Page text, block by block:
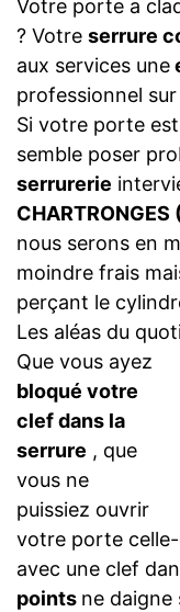
Votre porte a
? Votre serrure
aux services une
professionnel sur
Si votre porte est
semble poser
serrurerie
nous serons en
moindre frais
perçant le
Les aléas du
Que vous ayez
bloqué votre
clef dans la
serrure , que
vous ne
puissiez ouvrir
votre porte
avec une clef
points ne daigne